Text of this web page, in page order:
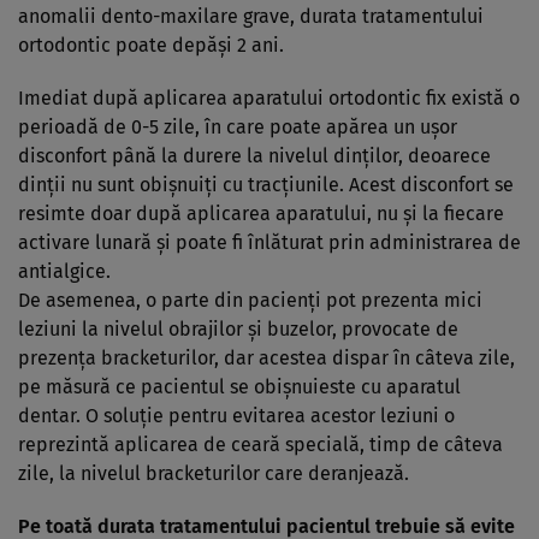
anomalii dento-maxilare grave, durata tratamentului
ortodontic poate depăşi 2 ani.
Imediat după aplicarea aparatului ortodontic fix există o
perioadă de 0-5 zile, în care poate apărea un uşor
disconfort până la durere la nivelul dinţilor, deoarece
dinţii nu sunt obişnuiţi cu tracţiunile. Acest disconfort se
resimte doar după aplicarea aparatului, nu şi la fiecare
activare lunară şi poate fi înlăturat prin administrarea de
antialgice.
De asemenea, o parte din pacienţi pot prezenta mici
leziuni la nivelul obrajilor şi buzelor, provocate de
prezenţa bracketurilor, dar acestea dispar în câteva zile,
pe măsură ce pacientul se obişnuieste cu aparatul
dentar. O soluţie pentru evitarea acestor leziuni o
reprezintă aplicarea de ceară specială, timp de câteva
zile, la nivelul bracketurilor care deranjează.
Pe toată durata tratamentului pacientul trebuie să evite